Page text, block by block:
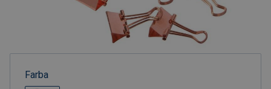
Farba